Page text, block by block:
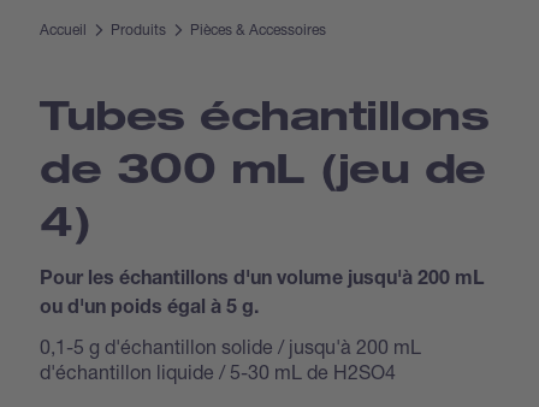
Accueil Produits Pièces & Accessoires
Tubes échantillons
de 300 mL (jeu de
4)
Pour les échantillons d'un volume jusqu'à 200 mL
ou d'un poids égal à 5 g.
0,1-5 g d'échantillon solide / jusqu'à 200 mL
d'échantillon liquide / 5-30 mL de H2SO4